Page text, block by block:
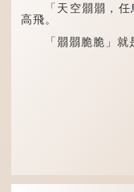
「天空朤朤，任
高飛。
「朤朤脆脆」就